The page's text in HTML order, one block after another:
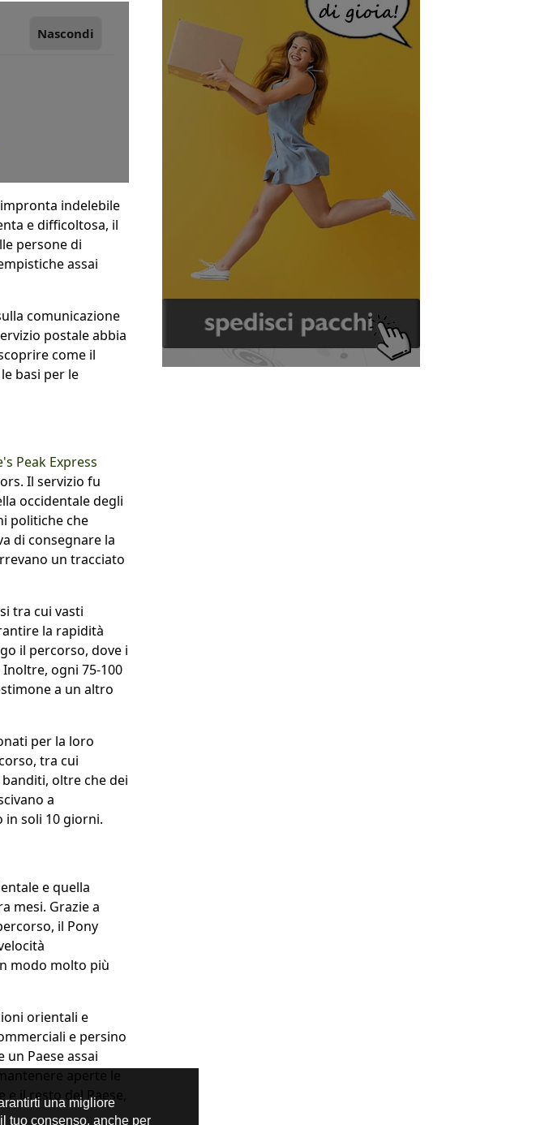
Nascondi
indelebile
e difficoltosa, il
persone di
assai
comunicazione
postale abbia
come il
basi per le
Peak Express
Il servizio fu
occidentale degli
politiche che
di consegnare la
un tracciato
tra cui vasti
la rapidità
il percorso, dove i
ogni 75-100
a un altro
per la loro
tra cui
oltre che dei
a
soli 10 giorni.
e quella
mesi. Grazie a
il Pony
modo molto più
orientali e
e persino
Paese assai
aperte le
il resto del Paese,